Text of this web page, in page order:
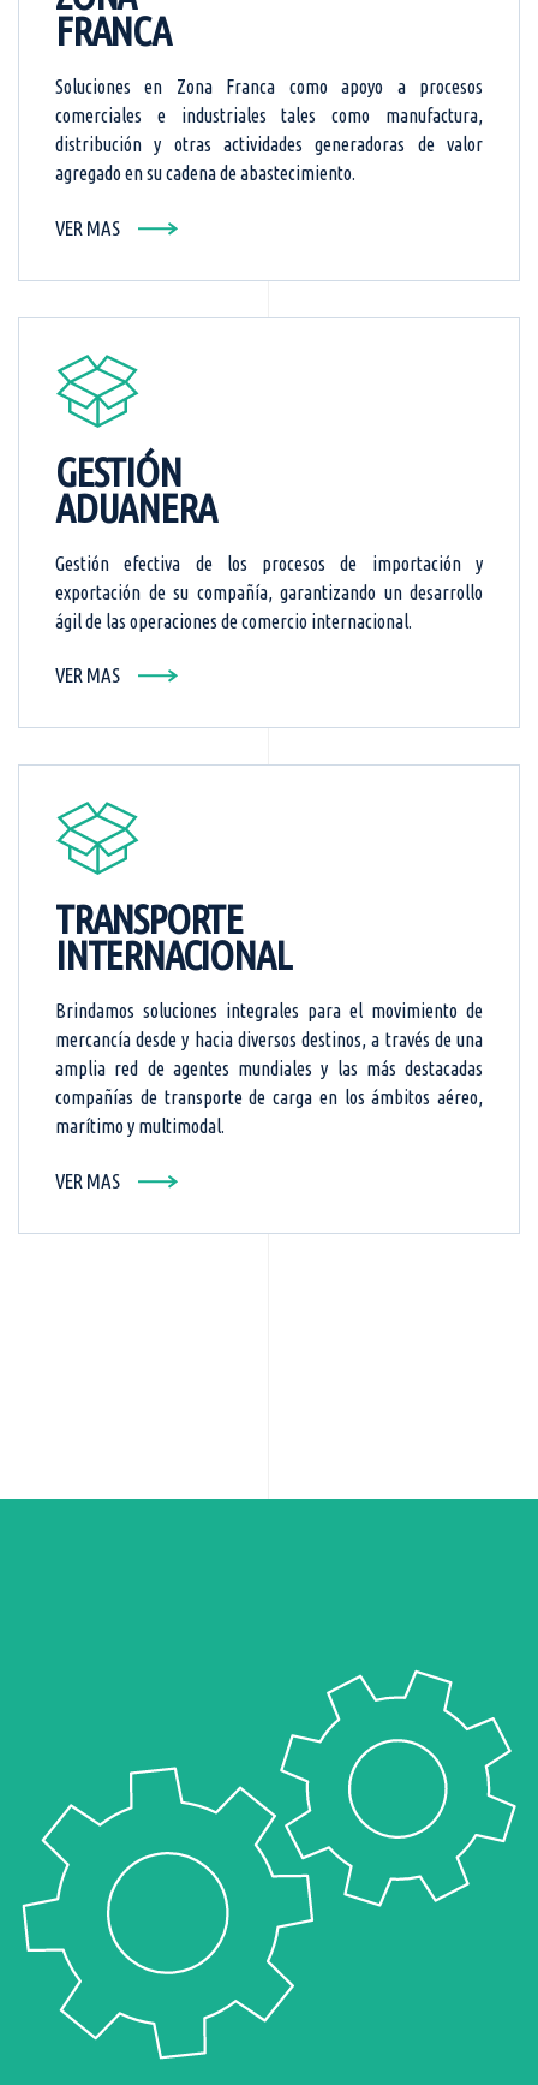
FRANCA
Soluciones en Zona Franca como apoyo a procesos
comerciales e industriales tales como manufactura,
distribución y otras actividades generadoras de valor
agregado en su cadena de abastecimiento.
VER MAS
GESTIÓN
ADUANERA
Gestión efectiva de los procesos de importación y
exportación de su compañía, garantizando un desarrollo
ágil de las operaciones de comercio internacional.
VER MAS
TRANSPORTE
INTERNACIONAL
Brindamos soluciones integrales para el movimiento de
mercancía desde y hacia diversos destinos, a través de una
amplia red de agentes mundiales y las más destacadas
compañías de transporte de carga en los ámbitos aéreo,
marítimo y multimodal.
VER MAS